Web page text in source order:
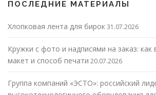
ПОСЛЕДНИЕ МАТЕРИАЛЫ
Хлопковая лента для бирок31.07.2026
Кружки с фото и надписями на заказ:
макет и способ печати 20.07.2026
Группа компаний «ЭСТО»: российский